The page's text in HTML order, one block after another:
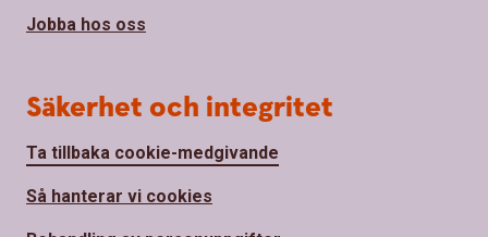
Jobba hos oss
Säkerhet och integritet
Ta tillbaka cookie-medgivande
Så hanterar vi cookies